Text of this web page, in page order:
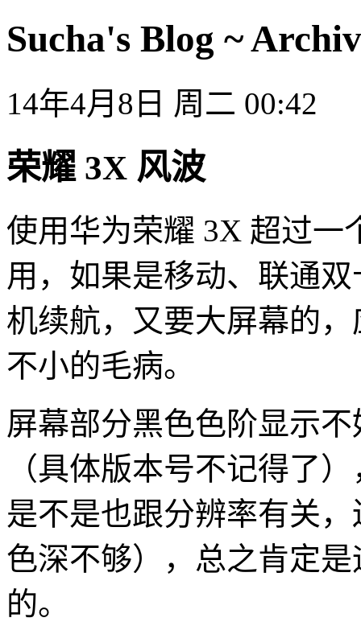
Sucha's Blog ~
14年4月8日 周二 00:42
荣耀 3X 风波
使用华为荣耀 3X 超过一
用，如果是移动、联通
机续航，又要大屏幕的
不小的毛病。
屏幕部分黑色色阶显示
（具体版本号不记得了
是不是也跟分辨率有关
色深不够），总之肯定
的。